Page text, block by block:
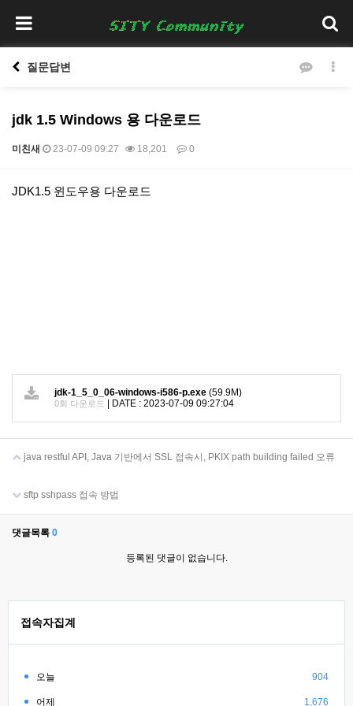
질문답변
jdk 1.5 Windows 용 다운로드
미친새 23-07-09 09:27 18,201 0
본문
JDK1.5 윈도우용 다운로드
jdk-1_5_0_06-windows-i586-p.exe (59.9M)
0회 다운로드 DATE : 2023-07-09 09:27:04
java restful API, Java 기반에서 SSL 접속시, PKIX path building failed 오류
sftp sshpass 접속 방법
댓글목록 0
등록된 댓글이 없습니다.
접속자집계
오늘 904
어제 1,676